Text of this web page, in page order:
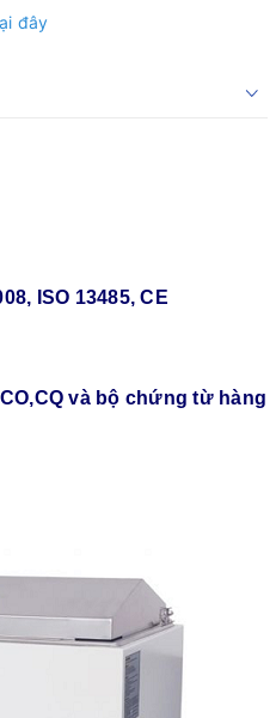
đây
ISO 13485, CE
và bộ chứng từ hàng